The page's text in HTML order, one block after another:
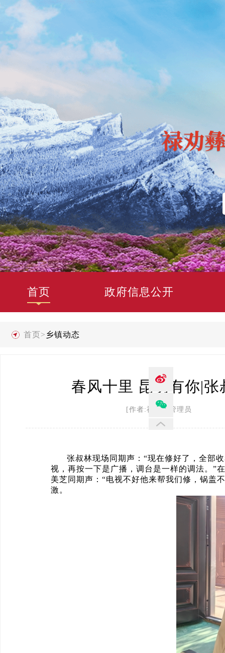
首页 政府信息公开
首页> 乡镇动态
春风十里 昆明有你|张
[作者:禄劝县管理员 发
张叔林现场同期声：“现在修好了，全部
视，再按一下是广播，调台是一样的调法。”
美芝同期声：“电视不好他来帮我们修，锅盖
激。